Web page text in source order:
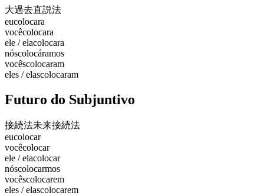
大過去直説法
eucolocara
vocêcolocara
ele / elacolocara
nóscolocáramos
vocêscolocaram
eles / elascolocaram
Futuro do Subjuntivo
接続法未来接続法
eucolocar
vocêcolocar
ele / elacolocar
nóscolocarmos
vocêscolocarem
eles / elascolocarem